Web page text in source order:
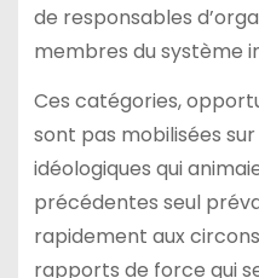
de responsables
membres du système
Ces catégories,
sont pas mobilisées
idéologiques qui
précédentes seul
rapidement aux
rapports de force qui